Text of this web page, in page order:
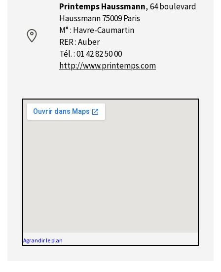
Printemps Haussmann, 64 boulevard
Haussmann 75009 Paris
M° : Havre-Caumartin
RER : Auber
Tél. : 01 42 82 50 00
http://www.printemps.com
Agrandir le plan